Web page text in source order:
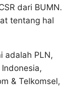
dari BUMN.
tentang hal
adalah PLN,
& Telkomsel,